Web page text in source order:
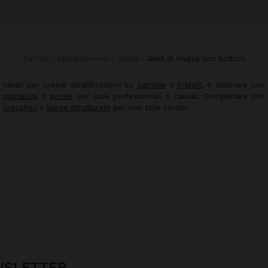
gilet di maglia con bottoni
Ideali per creare stratificazioni su camicie o t-shirt, e abbinare con
pantaloni
o gonne
per look professionali o casual. Completare con
orecchini e borse strutturate per uno stile curato.